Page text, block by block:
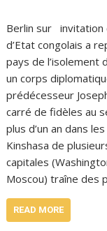
Berlin sur invitation
d’Etat congolais a
pays de l’isolement
un corps
prédécesseur
carré de fidèles au
plus d’un an dans
Kinshasa de
capitales
Moscou) traîne des
READ MORE